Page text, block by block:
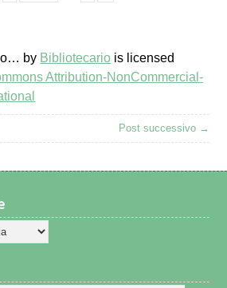
by Bibliotecario is licensed
Attribution-NonCommercial-
Post successivo →